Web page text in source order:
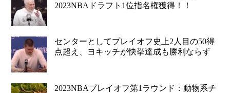
2023NBAドラフト1位指名権獲得！！
センターとしてプレイオフ史上2人目の50得
点超え、ヨキッチが快挙達成も勝利ならず
2023NBAプレイオフ第1ラウンド：動物系チ